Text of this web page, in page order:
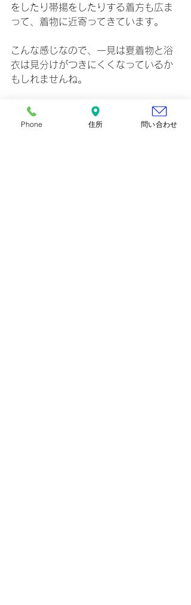
をしたり帯揚をしたりする着方も広ま
って、着物に近寄ってきています。
こんな感じなので、一見は夏着物と浴
衣は見分けがつきにくくなっているか
もしれませんね。
私の考える夏着物、浴衣の違いでし
た。Phone 住所 問い合わせ